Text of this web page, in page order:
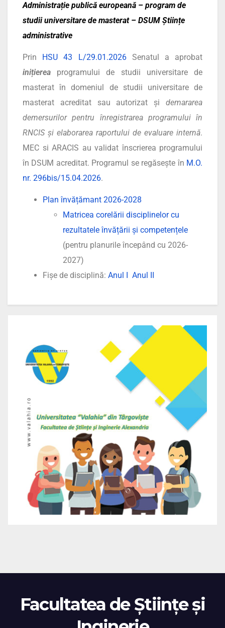
Administrație publică europeană – program de
studii universitare de masterat – DSUM Științe
administrative
Prin HSU 43 L/29.01.2026Senatul a aprobat
inițierea programului de studii universitare de
masterat în domeniul de studii universitare de
masterat acreditat sau autorizat și demararea
demersurilor pentru înregistrarea programului în
RNCIS și elaborarea raportului de evaluare internă.
MEC si ARACIS au validat înscrierea programului
în DSUM acreditat. Programul se regăsește în M.O.
nr. 296bis/15.04.2026.
Plan învățămant 2026-2028
Matricea corelării disciplinelor cu
rezultatele învățării și competențele
(pentru planurile începând cu 2026-
2027)
Fișe de disciplină: Anul I Anul II
Facultatea de Științe și